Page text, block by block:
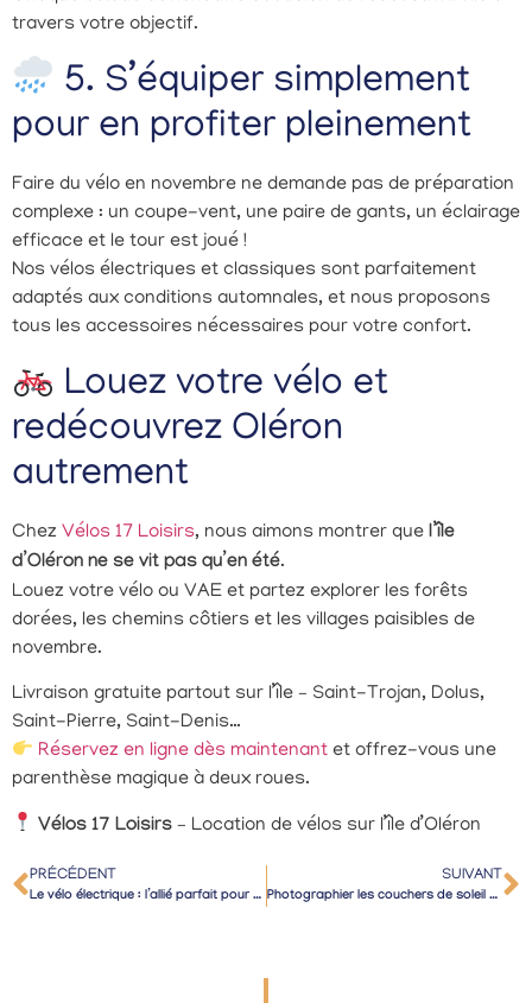
travers votre objectif.
5. S’équiper simplement
pour en profiter pleinement
Faire du vélo en novembre ne demande pas de préparation
complexe : un coupe-vent, une paire de gants, un éclairage
efficace et le tour est joué !
Nos vélos électriques et classiques sont parfaitement
adaptés aux conditions automnales, et nous proposons
tous les accessoires nécessaires pour votre confort.
Louez votre vélo et
redécouvrez Oléron
autrement
Chez Vélos 17 Loisirs, nous aimons montrer que l’île
d’Oléron ne se vit pas qu’en été.
Louez votre vélo ou VAE et partez explorer les forêts
dorées, les chemins côtiers et les villages paisibles de
novembre.
Livraison gratuite partout sur l’île – Saint-Trojan, Dolus,
Saint-Pierre, Saint-Denis…
Réservez en ligne dès maintenant et offrez-vous une
parenthèse magique à deux roues.
Vélos 17 Loisirs – Location de vélos sur l’île d’Oléron
PRÉCÉDENT
Le vélo électrique : l’allié parfait pour explorer Oléron sans effort
SUIVANT
Photographier les couchers de soleil d’hiver à vélo : nos meilleurs spots